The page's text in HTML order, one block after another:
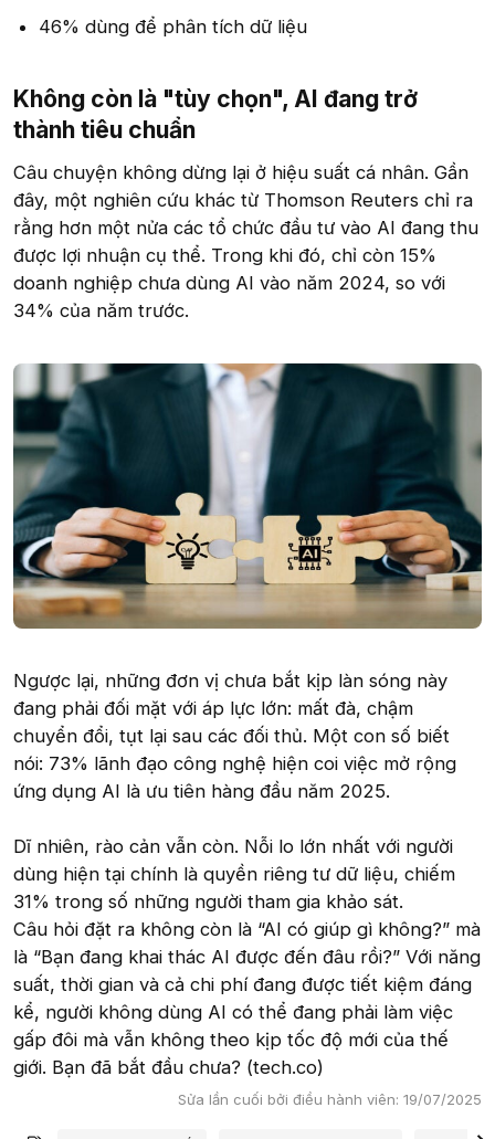
46% dùng để phân tích dữ liệu
Không còn là "tùy chọn", AI đang trở
thành tiêu chuẩn​
Câu chuyện không dừng lại ở hiệu suất cá nhân. Gần
đây, một nghiên cứu khác từ Thomson Reuters chỉ ra
rằng hơn một nửa các tổ chức đầu tư vào AI đang thu
được lợi nhuận cụ thể. Trong khi đó, chỉ còn 15%
doanh nghiệp chưa dùng AI vào năm 2024, so với
34% của năm trước.
Ngược lại, những đơn vị chưa bắt kịp làn sóng này
đang phải đối mặt với áp lực lớn: mất đà, chậm
chuyển đổi, tụt lại sau các đối thủ. Một con số biết
nói: 73% lãnh đạo công nghệ hiện coi việc mở rộng
ứng dụng AI là ưu tiên hàng đầu năm 2025.
Dĩ nhiên, rào cản vẫn còn. Nỗi lo lớn nhất với người
dùng hiện tại chính là quyền riêng tư dữ liệu, chiếm
31% trong số những người tham gia khảo sát.
Câu hỏi đặt ra không còn là “AI có giúp gì không?” mà
là “Bạn đang khai thác AI được đến đâu rồi?” Với năng
suất, thời gian và cả chi phí đang được tiết kiệm đáng
kể, người không dùng AI có thể đang phải làm việc
gấp đôi mà vẫn không theo kịp tốc độ mới của thế
giới. Bạn đã bắt đầu chưa? (tech.co)
Sửa lần cuối bởi điều hành viên: 19/07/2025